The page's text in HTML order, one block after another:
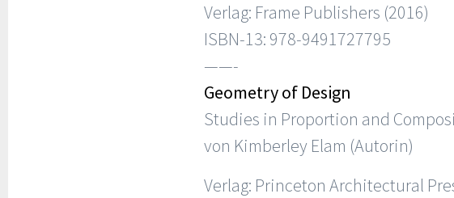
Verlag: Frame Publishers (2016)
ISBN-13: 978-9491727795
——-
Geometry of Design
Studies in Proportion and
von Kimberley Elam (Autorin)
Verlag: Princeton Architectural